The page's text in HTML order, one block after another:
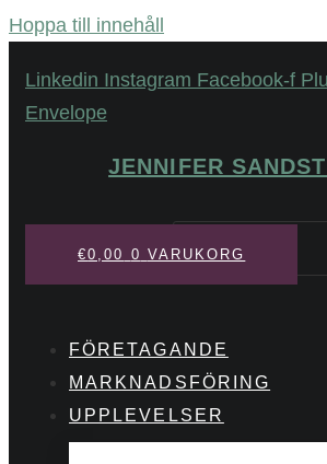
Hoppa till innehåll
Linkedin Instagram Facebook-f
Envelope
JENNIFER
Sök
€0,00 0 VARUKORG
FÖRETAGANDE
MARKNADSFÖRING
UPPLEVELSER